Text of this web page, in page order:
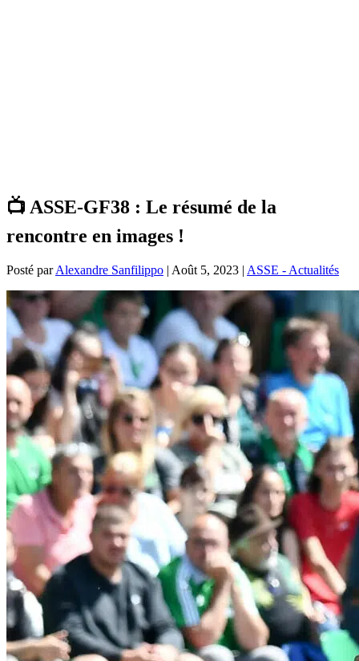
📺 ASSE-GF38 : Le résumé de la
rencontre en images !
Posté parAlexandre Sanfilippo | Août 5, 2023 | ASSE - Actualités